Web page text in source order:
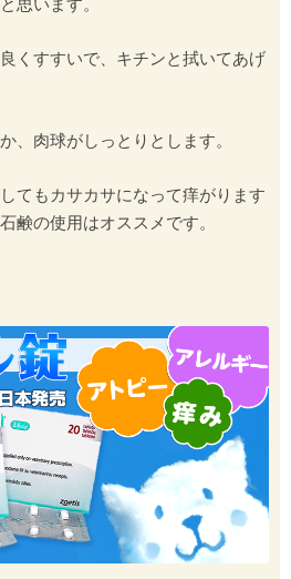
くすすいで、キチンと拭いてあげ
、肉球がしっとりとします。
てもカサカサになって痒がります
鹸の使用はオススメです。